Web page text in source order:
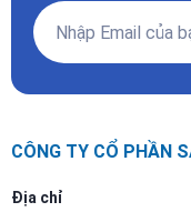
CÔNG TY CỔ PHẦN
Địa chỉ